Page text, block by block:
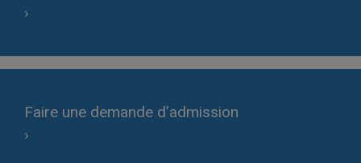
›
Faire une demande d’admission
›